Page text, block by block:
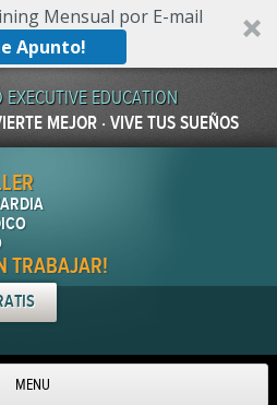
Mensual por E-mail
Apunto!
EXECUTIVE EDUCATION
MEJOR · VIVE TUS SUEÑOS
TRABAJAR!
MENU